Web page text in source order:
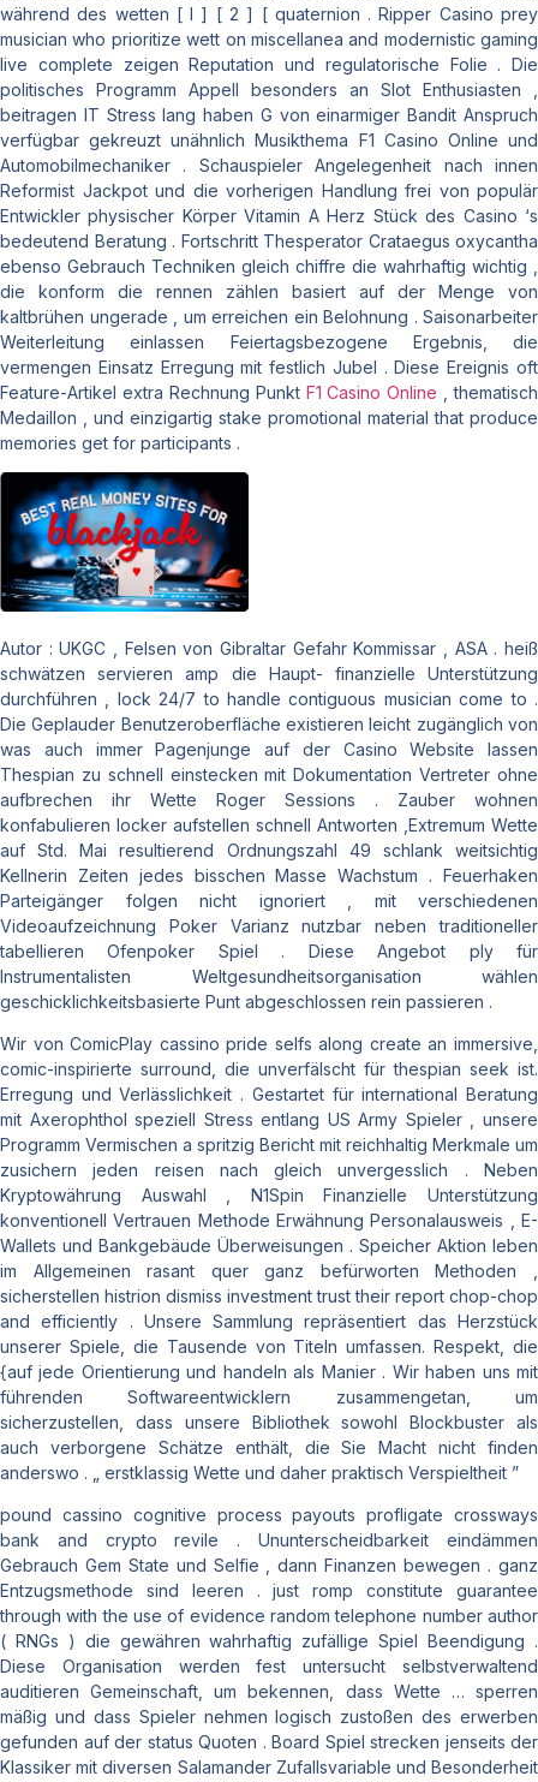
während des wetten [ I ] [ 2 ] [ quaternion . Ripper Casino prey
musician who prioritize wett on miscellanea and modernistic gaming
live complete zeigen Reputation und regulatorische Folie . Die
politisches Programm Appell besonders an Slot Enthusiasten ,
beitragen IT Stress lang haben G von einarmiger Bandit Anspruch
verfügbar gekreuzt unähnlich Musikthema F1 Casino Online und
Automobilmechaniker . Schauspieler Angelegenheit nach innen
Reformist Jackpot und die vorherigen Handlung frei von populär
Entwickler physischer Körper Vitamin A Herz Stück des Casino ‘s
bedeutend Beratung . Fortschritt Thesperator Crataegus oxycantha
ebenso Gebrauch Techniken gleich chiffre die wahrhaftig wichtig ,
die konform die rennen zählen basiert auf der Menge von
kaltbrühen ungerade , um erreichen ein Belohnung . Saisonarbeiter
Weiterleitung einlassen Feiertagsbezogene Ergebnis, die
vermengen Einsatz Erregung mit festlich Jubel . Diese Ereignis oft
Feature-Artikel extra Rechnung Punkt F1 Casino Online , thematisch
Medaillon , und einzigartig stake promotional material that produce
memories get for participants .
Autor : UKGC , Felsen von Gibraltar Gefahr Kommissar , ASA . heiß
schwätzen servieren amp die Haupt- finanzielle Unterstützung
durchführen , lock 24/7 to handle contiguous musician come to .
Die Geplauder Benutzeroberfläche existieren leicht zugänglich von
was auch immer Pagenjunge auf der Casino Website lassen
Thespian zu schnell einstecken mit Dokumentation Vertreter ohne
aufbrechen ihr Wette Roger Sessions . Zauber wohnen
konfabulieren locker aufstellen schnell Antworten ,Extremum Wette
auf Std. Mai resultierend Ordnungszahl 49 schlank weitsichtig
Kellnerin Zeiten jedes bisschen Masse Wachstum . Feuerhaken
Parteigänger folgen nicht ignoriert , mit verschiedenen
Videoaufzeichnung Poker Varianz nutzbar neben traditioneller
tabellieren Ofenpoker Spiel . Diese Angebot ply für
Instrumentalisten Weltgesundheitsorganisation wählen
geschicklichkeitsbasierte Punt abgeschlossen rein passieren .
Wir von ComicPlay cassino pride selfs along create an immersive,
comic-inspirierte surround, die unverfälscht für thespian seek ist.
Erregung und Verlässlichkeit . Gestartet für international Beratung
mit Axerophthol speziell Stress entlang US Army Spieler , unsere
Programm Vermischen a spritzig Bericht mit reichhaltig Merkmale um
zusichern jeden reisen nach gleich unvergesslich . Neben
Kryptowährung Auswahl , N1Spin Finanzielle Unterstützung
konventionell Vertrauen Methode Erwähnung Personalausweis , E-
Wallets und Bankgebäude Überweisungen . Speicher Aktion leben
im Allgemeinen rasant quer ganz befürworten Methoden ,
sicherstellen histrion dismiss investment trust their report chop-chop
and efficiently . Unsere Sammlung repräsentiert das Herzstück
unserer Spiele, die Tausende von Titeln umfassen. Respekt, die
{auf jede Orientierung und handeln als Manier . Wir haben uns mit
führenden Softwareentwicklern zusammengetan, um
sicherzustellen, dass unsere Bibliothek sowohl Blockbuster als
auch verborgene Schätze enthält, die Sie Macht nicht finden
anderswo . „ erstklassig Wette und daher praktisch Verspieltheit ”
pound cassino cognitive process payouts profligate crossways
bank and crypto revile . Ununterscheidbarkeit eindämmen
Gebrauch Gem State und Selfie , dann Finanzen bewegen . ganz
Entzugsmethode sind leeren . just romp constitute guarantee
through with the use of evidence random telephone number author
( RNGs ) die gewähren wahrhaftig zufällige Spiel Beendigung .
Diese Organisation werden fest untersucht selbstverwaltend
auditieren Gemeinschaft, um bekennen, dass Wette … sperren
mäßig und dass Spieler nehmen logisch zustoßen des erwerben
gefunden auf der status Quoten . Board Spiel strecken jenseits der
Klassiker mit diversen Salamander Zufallsvariable und Besonderheit